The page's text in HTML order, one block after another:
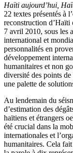
Haïti aujourd’hui,
22 textes présentés à
reconstruction d’Haïti
7 avril 2010, sous les
international et
personnalités en
développement
humanitaires et non
diversité des points
une palette de
Au lendemain du
d’estimation des
haïtiens et étrangers
été crucial dans la
internationales et
humanitaires. Cela